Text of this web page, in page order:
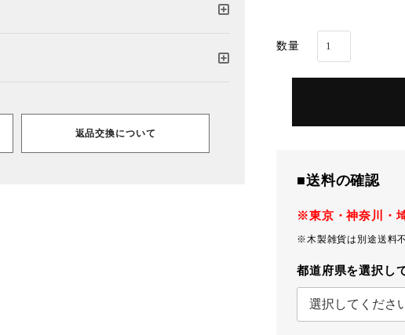
返品交換について
■送料の確認
※東京・神奈川・
※木製雑貨は別途送料不
都道府県を選択し